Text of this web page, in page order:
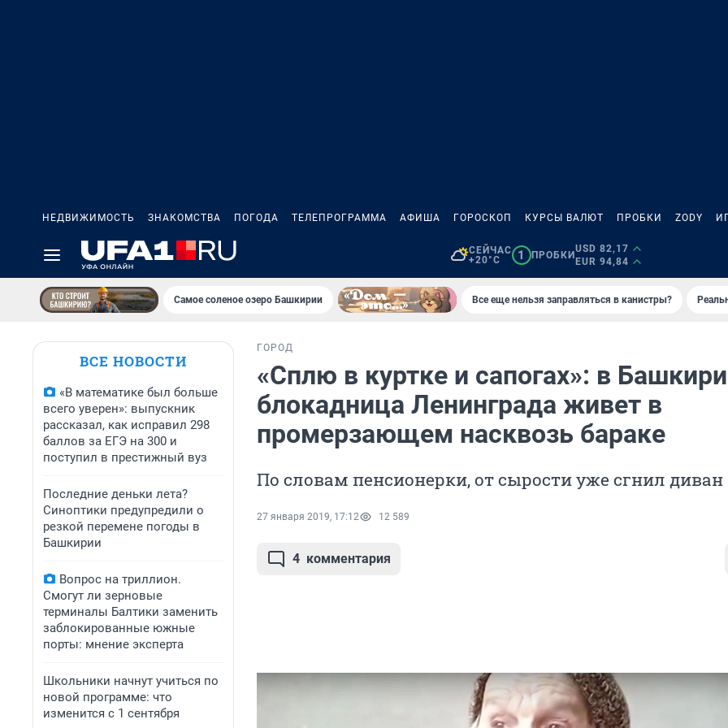
НЕДВИЖИМОСТЬ ЗНАКОМСТВА ПОГОДА ТЕЛЕПРОГРАММА АФИША ГОРОСКОП КУРСЫ ВАЛЮТ ПРОБКИ ZODY
СЕЙЧАС
+20°C
1 ПРОБКИ
USD 82,17
EUR 94,84
Самое соленое озеро Башкирии Все еще нельзя заправляться в канистры?
ВСЕ НОВОСТИ
«В математике был больше
всего уверен»: выпускник
рассказал, как исправил 298
баллов за ЕГЭ на 300 и
поступил в престижный вуз
Последние деньки лета?
Синоптики предупредили о
резкой перемене погоды в
Башкирии
Вопрос на триллион.
Смогут ли зерновые
терминалы Балтики заменить
заблокированные южные
порты: мнение эксперта
Школьники начнут учиться по
новой программе: что
изменится с 1 сентября
ГОРОД
«Сплю в куртке и сапогах»: в
блокадница Ленинграда живет в
промерзающем насквозь бараке
По словам пенсионерки, от сырости уже сгнил диван
27 января 2019, 17:12 12 589
4 комментария